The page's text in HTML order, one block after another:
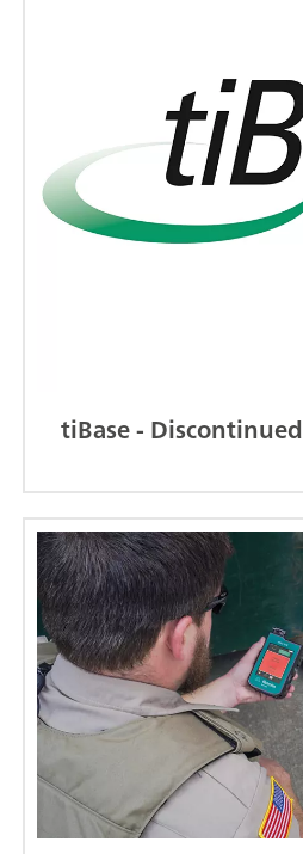
tiBase - Discontinued